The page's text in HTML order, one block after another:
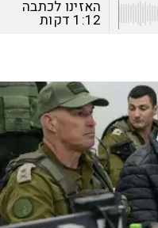
האזינו לכתבה
1:12 דקות